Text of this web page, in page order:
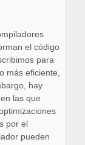
el código
para
más eficiente,
hay
las que
por el
pueden